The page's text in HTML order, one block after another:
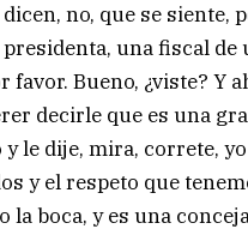
no, que se siente,
una fiscal
favor. Bueno, ¿viste? Y
decirle que es una
le dije, mira, correte,
y el respeto que
la boca, y es una